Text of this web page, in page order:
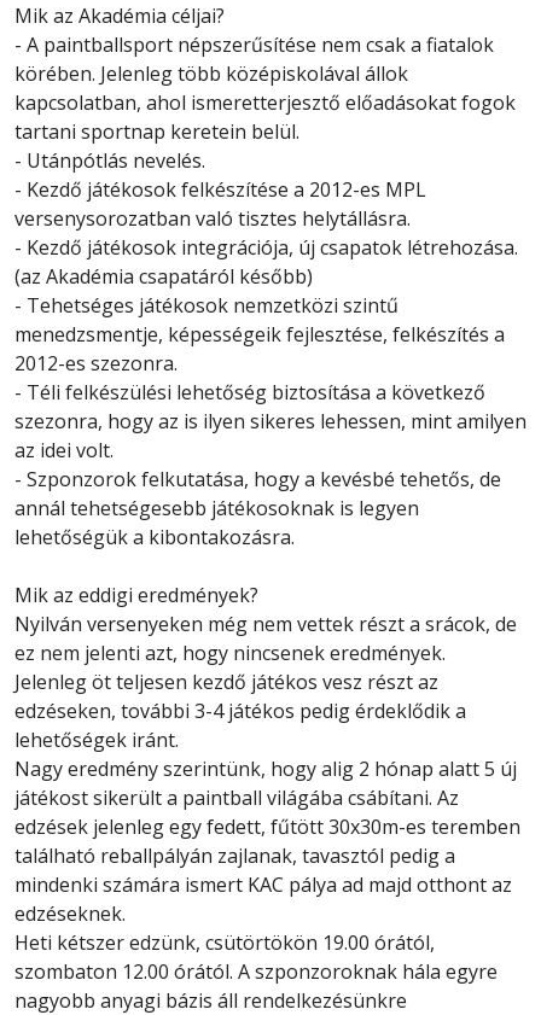
Mik az Akadémia céljai?
- A paintballsport népszerűsítése nem csak a fiatalok
körében. Jelenleg több középiskolával állok
kapcsolatban, ahol ismeretterjesztő előadásokat fogok
tartani sportnap keretein belül.
- Utánpótlás nevelés.
- Kezdő játékosok felkészítése a 2012-es MPL
versenysorozatban való tisztes helytállásra.
- Kezdő játékosok integrációja, új csapatok létrehozása.
(az Akadémia csapatáról később)
- Tehetséges játékosok nemzetközi szintű
menedzsmentje, képességeik fejlesztése, felkészítés a
2012-es szezonra.
- Téli felkészülési lehetőség biztosítása a következő
szezonra, hogy az is ilyen sikeres lehessen, mint amilyen
az idei volt.
- Szponzorok felkutatása, hogy a kevésbé tehetős, de
annál tehetségesebb játékosoknak is legyen
lehetőségük a kibontakozásra.
Mik az eddigi eredmények?
Nyilván versenyeken még nem vettek részt a srácok, de
ez nem jelenti azt, hogy nincsenek eredmények.
Jelenleg öt teljesen kezdő játékos vesz részt az
edzéseken, további 3-4 játékos pedig érdeklődik a
lehetőségek iránt.
Nagy eredmény szerintünk, hogy alig 2 hónap alatt 5 új
játékost sikerült a paintball világába csábítani. Az
edzések jelenleg egy fedett, fűtött 30x30m-es teremben
található reballpályán zajlanak, tavasztól pedig a
mindenki számára ismert KAC pálya ad majd otthont az
edzéseknek.
Heti kétszer edzünk, csütörtökön 19.00 órától,
szombaton 12.00 órától. A szponzoroknak hála egyre
nagyobb anyagi bázis áll rendelkezésünkre